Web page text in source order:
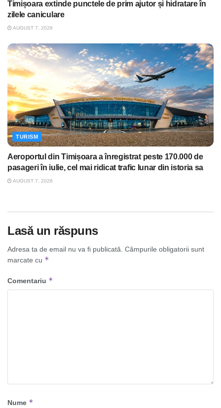
Timișoara extinde punctele de prim ajutor și hidratare în
zilele caniculare
AUGUST 7, 2026
TURISM
Aeroportul din Timișoara a înregistrat peste 170.000 de
pasageri în iulie, cel mai ridicat trafic lunar din istoria sa
AUGUST 7, 2026
Lasă un răspuns
Adresa ta de email nu va fi publicată. Câmpurile obligatorii sunt
marcate cu *
Comentariu *
Nume *